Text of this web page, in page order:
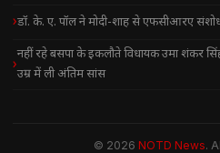
डॉ. के. ए. पॉल ने मोदी-शाह से एफसीआरए
नहीं रहे बसपा के इकलौते विधायक उमा शंकर
उम्र में ली अंतिम सांस
© 2026 NOTD News.